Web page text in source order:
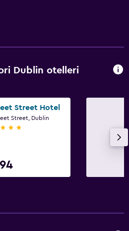
Dublin otelleri
Street Hotel
Street, Dublin